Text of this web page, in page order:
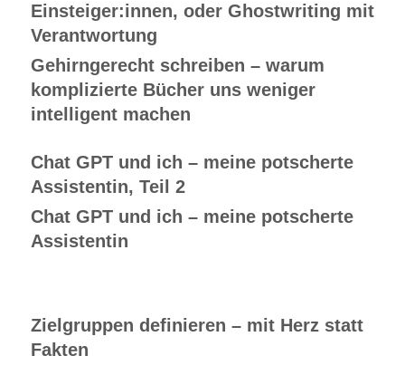
Einsteiger:innen, oder Ghostwriting mit
Verantwortung
Gehirngerecht schreiben – warum
komplizierte Bücher uns weniger
intelligent machen
Chat GPT und ich – meine potscherte
Assistentin, Teil 2
Chat GPT und ich – meine potscherte
Assistentin
Zielgruppen definieren – mit Herz statt
Fakten